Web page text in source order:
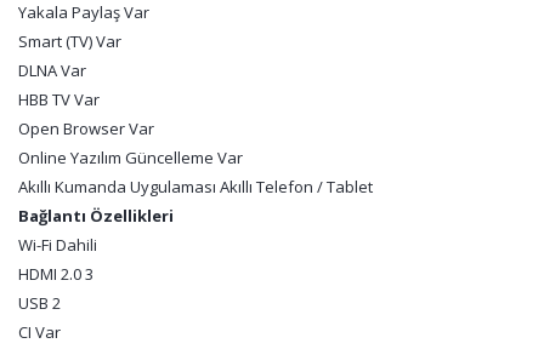
Yakala Paylaş Var
Smart (TV) Var
DLNA Var
HBB TV Var
Open Browser Var
Online Yazılım Güncelleme Var
Akıllı Kumanda Uygulaması Akıllı Telefon / Tablet
Bağlantı Özellikleri
Wi-Fi Dahili
HDMI 2.0 3
USB 2
CI Var